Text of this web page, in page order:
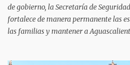
de gobierno, la Secretaría de
fortalece de manera permanente las
las familias y mantener a